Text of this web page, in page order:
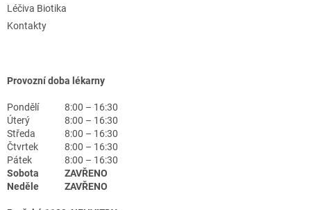
Léčiva Biotika
Kontakty
Provozní doba lékarny
Pondělí
8:00 – 16:30
Úterý
8:00 – 16:30
Středa
8:00 – 16:30
Čtvrtek
8:00 – 16:30
Pátek
8:00 – 16:30
Sobota
ZAVŘENO
Neděle
ZAVŘENO